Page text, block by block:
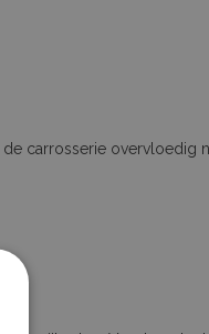
carrosserie overvloedig